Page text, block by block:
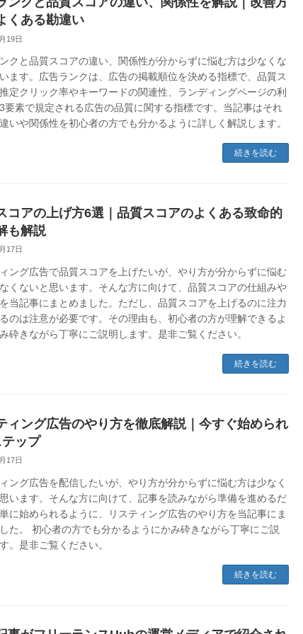
くある勘違い
19日
クと品質スコアの違い、関係性が分からずに悩む方は少なくな
ます。広告ランクは、広告の掲載順位を決める指標で、品質ス
定クリック率やキーワードの関連性、ランディングページの利
要素で規定される広告の品質に関する指標です。当記事はそれ
いや関係性を初心者の方でも分かるように詳しく解説します。
続きを読む
コアの上げ方6選｜品質スコアのよくある致命的
も解説
17日
ング広告で品質スコアを上げたいが、やり方が分からずに悩む
くないと思います。そんな方に向けて、品質スコアの仕組みや
当記事にまとめました。ただし、品質スコアを上げるのに注力
のは注意が必要です。その理由も、初心者の方が理解できるよ
砕きながら丁寧にご説明します。是非ご覧ください。
続きを読む
ィング広告のやり方を徹底解説｜今すぐ始められ
ップ
17日
ング広告を配信したいが、やり方が分からずに悩む方は少なく
います。そんな方に向けて、記事を読みながら準備を進めるだ
に始められるように、リスティング広告のやり方を当記事にま
た。 初心者の方でも分かるようにかみ砕きながら丁寧にご説
。是非ご覧ください。
続きを読む